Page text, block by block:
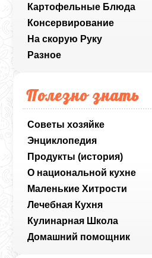
Картофельные Блюда
Консервирование
На скорую Руку
Разное
Полезно знать
Советы хозяйке
Энциклопедия
Продукты (история)
О национальной кухне
Маленькие Хитрости
Лечебная Кухня
Кулинарная Школа
Домашний помощник